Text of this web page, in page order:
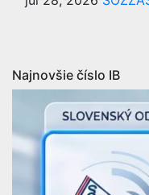
Najnovšie číslo IB